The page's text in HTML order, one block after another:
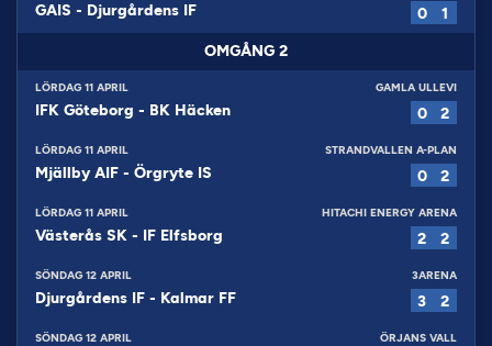
GAIS - Djurgårdens IF 0 1
OMGÅNG 2
LÖRDAG 11 APRIL GAMLA ULLEVI
IFK Göteborg - BK Häcken 0 2
LÖRDAG 11 APRIL STRANDVALLEN A-PLAN
Mjällby AIF - Örgryte IS 0 2
LÖRDAG 11 APRIL HITACHI ENERGY ARENA
Västerås SK - IF Elfsborg 2 2
SÖNDAG 12 APRIL 3ARENA
Djurgårdens IF - Kalmar FF 3 2
SÖNDAG 12 APRIL ÖRJANS VALL